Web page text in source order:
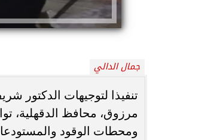
جمال الدالي
تنفيذا لتوجيهات الدكتور
مرزوق، محافظ الدقهلية،
ومحطات الوقود
محافظ أسيوط : حملات مكثفة لرفع
الإشغالات بحي شرق لإعادة الانضباط
وتحقيق...